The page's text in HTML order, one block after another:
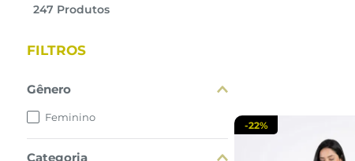
247 Produtos
FILTROS
Gênero
Feminino
Categoria
-22%